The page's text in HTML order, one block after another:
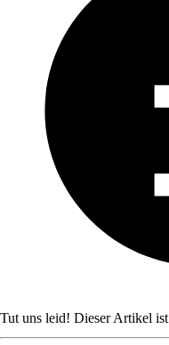
Tut uns leid! Dieser Artikel